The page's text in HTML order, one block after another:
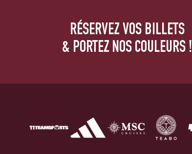
RÉSERVEZ VOS BILLETS
& PORTEZ NOS COULEURS !